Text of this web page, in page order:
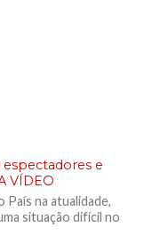
e
VÍDEO
na atualidade,
situação difícil no